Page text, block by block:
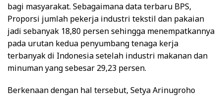
bagi masyarakat. Sebagaimana data terbaru BPS,
Proporsi jumlah pekerja industri tekstil dan pakaian
jadi sebanyak 18,80 persen sehingga menempatkannya
pada urutan kedua penyumbang tenaga kerja
terbanyak di Indonesia setelah industri makanan dan
minuman yang sebesar 29,23 persen.
Berkenaan dengan hal tersebut, Setya Arinugroho